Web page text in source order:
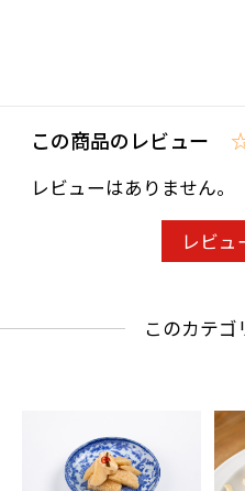
この商品のレビュー
レビューはありません。
レビュ
このカテ